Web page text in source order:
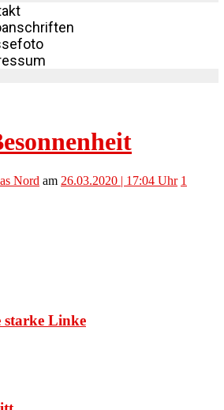
Nord am 26.03.2020 | 17:04 Uhr 1
Linke